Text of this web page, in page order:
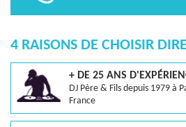
4 RAISONS DE CHOISIR
+ DE 25 ANS
DJ Père & Fils depuis 1979 à
France